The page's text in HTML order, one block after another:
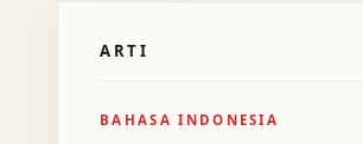
ARTI
BAHASA INDONESIA